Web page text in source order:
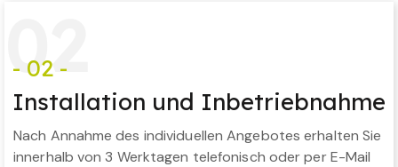
02
- 02 -
Installation und Inbetriebnahme
Nach Annahme des individuellen Angebotes erhalten Sie
innerhalb von 3 Werktagen telefonisch oder per E-Mail